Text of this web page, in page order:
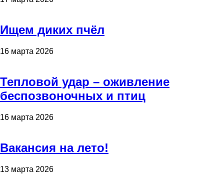
Ищем диких пчёл
16 марта 2026
Тепловой удар – оживление
беспозвоночных и птиц
16 марта 2026
Вакансия на лето!
13 марта 2026